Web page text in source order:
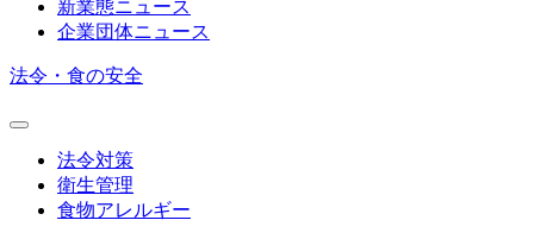
新業態ニュース
企業団体ニュース
法令・食の安全
法令対策
衛生管理
食物アレルギー